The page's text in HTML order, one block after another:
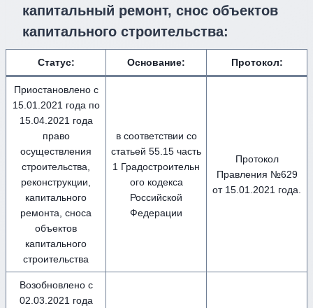
капитальный ремонт, снос объектов
капитального строительства:
Статус: Основание: Протокол:
Приостановлено с
15.01.2021 года по
15.04.2021 года
право
осуществления
строительства,
реконструкции,
капитального
ремонта, сноса
объектов
капитального
строительства
в соответствии со
статьей 55.15 часть
1 Градостроительн
ого кодекса
Российской
Федерации
Протокол
Правления №629
от 15.01.2021 года.
Возобновлено с
02.03.2021 года